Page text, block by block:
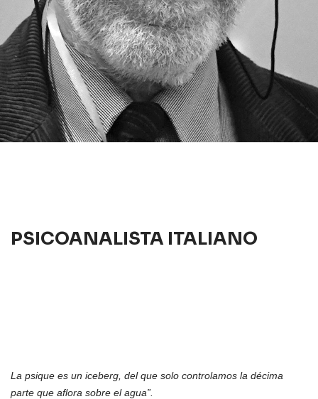
PSICOANALISTA ITALIANO
La psique es un iceberg, del que solo controlamos la décima
parte que aflora sobre el agua”.